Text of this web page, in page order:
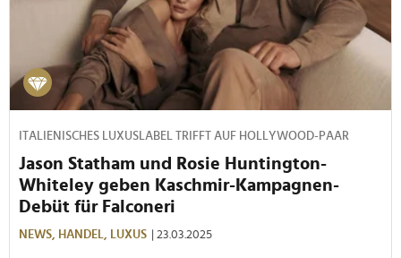
ITALIENISCHES LUXUSLABEL TRIFFT AUF HOLLYWOOD-PAAR
Jason Statham und Rosie Huntington-
Whiteley geben Kaschmir-Kampagnen-
Debüt für Falconeri
NEWS, HANDEL, LUXUS | 23.03.2025